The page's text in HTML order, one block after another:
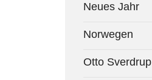
Neues Jahr
Norwegen
Otto Sverdrup